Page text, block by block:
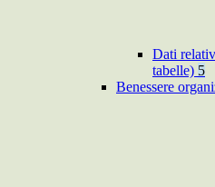
Dati
tabelle) 5
Benessere